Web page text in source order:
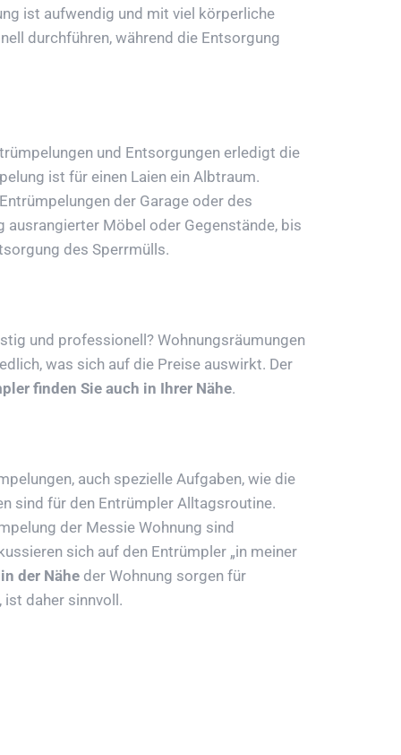
ist aufwendig und mit viel körperliche
durchführen, während die Entsorgung
und Entsorgungen erledigt die
ist für einen Laien ein Albtraum.
der Garage oder des
ausrangierter Möbel oder Gegenstände, bis
des Sperrmülls.
und professionell? Wohnungsräumungen
was sich auf die Preise auswirkt. Der
finden Sie auch in Ihrer Nähe.
auch spezielle Aufgaben, wie die
sind für den Entrümpler Alltagsroutine.
der Messie Wohnung sind
sich auf den Entrümpler „in meiner
der Nähe der Wohnung sorgen für
ist daher sinnvoll.